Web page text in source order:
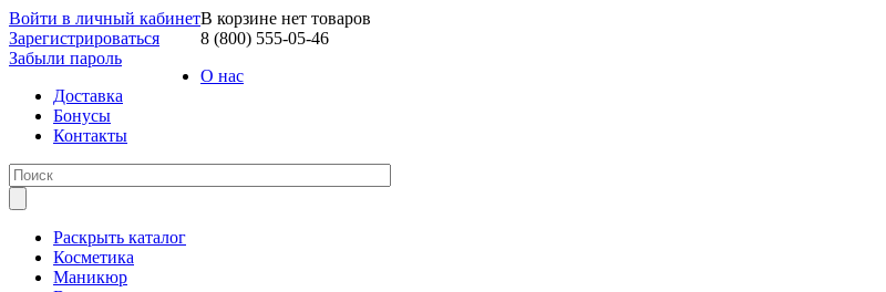
Войти в личный кабинет
Зарегистрироваться
Забыли пароль
В корзине нет товаров
8 (800) 555-05-46
О нас
Доставка
Бонусы
Контакты
Раскрыть каталог
Косметика
Маникюр